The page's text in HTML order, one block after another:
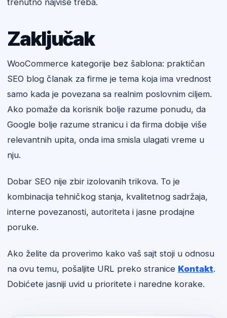
trenutno najviše treba.
Zaključak
WooCommerce kategorije bez šablona: praktičan
SEO blog članak za firme je tema koja ima vrednost
samo kada je povezana sa realnim poslovnim ciljem.
Ako pomaže da korisnik bolje razume ponudu, da
Google bolje razume stranicu i da firma dobije više
relevantnih upita, onda ima smisla ulagati vreme u
nju.
Dobar SEO nije zbir izolovanih trikova. To je
kombinacija tehničkog stanja, kvalitetnog sadržaja,
interne povezanosti, autoriteta i jasne prodajne
poruke.
Ako želite da proverimo kako vaš sajt stoji u odnosu
na ovu temu, pošaljite URL preko stranice Kontakt.
Dobićete jasniji uvid u prioritete i naredne korake.